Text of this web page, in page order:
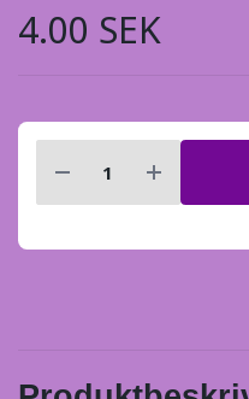
4.00 SEK